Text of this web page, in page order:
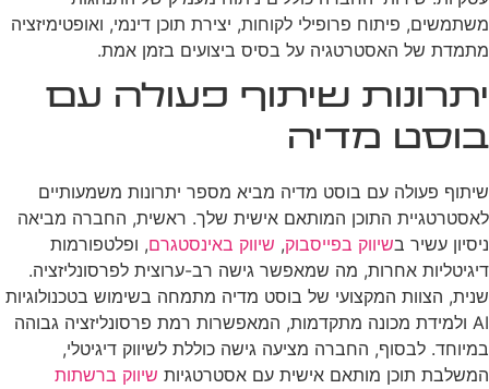
משתמשים, פיתוח פרופילי לקוחות, יצירת תוכן דינמי, ואופטימיזציה
מתמדת של האסטרטגיה על בסיס ביצועים בזמן אמת.
יתרונות שיתוף פעולה עם
בוסט מדיה
שיתוף פעולה עם בוסט מדיה מביא מספר יתרונות משמעותיים
לאסטרטגיית התוכן המותאם אישית שלך. ראשית, החברה מביאה
ניסיון עשיר בשיווק בפייסבוק, שיווק באינסטגרם, ופלטפורמות
דיגיטליות אחרות, מה שמאפשר גישה רב-ערוצית לפרסונליזציה.
שנית, הצוות המקצועי של בוסט מדיה מתמחה בשימוש בטכנולוגיות
AI ולמידת מכונה מתקדמות, המאפשרות רמת פרסונליזציה גבוהה
במיוחד. לבסוף, החברה מציעה גישה כוללת לשיווק דיגיטלי,
המשלבת תוכן מותאם אישית עם אסטרטגיות שיווק ברשתות